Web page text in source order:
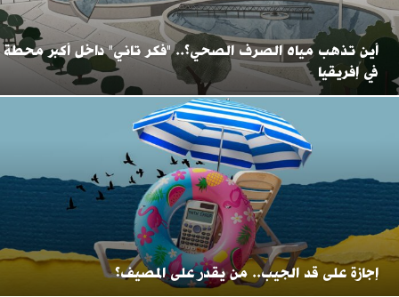
أين تذهب مياه الصرف الصحي؟.. "فكر تاني" داخل أكبر محطة
في إفريقيا
إجازة على قد الجيب.. من يقدر على المصيف؟